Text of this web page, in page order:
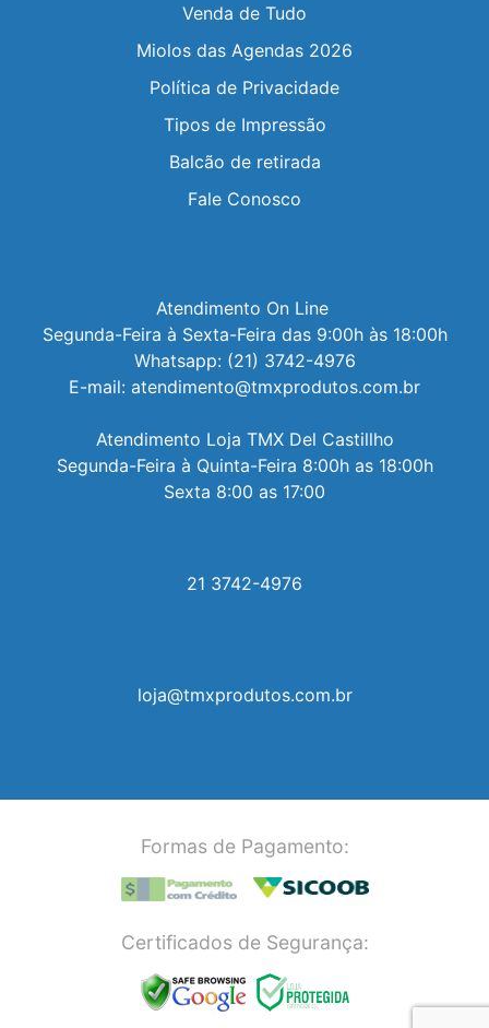
Venda de Tudo
Miolos das Agendas 2026
Política de Privacidade
Tipos de Impressão
Balcão de retirada
Fale Conosco
Atendimento On Line
Segunda-Feira à Sexta-Feira das 9:00h às 18:00h
Whatsapp: (21) 3742-4976
E-mail: atendimento@tmxprodutos.com.br
Atendimento Loja TMX Del Castillho
Segunda-Feira à Quinta-Feira 8:00h as 18:00h
Sexta 8:00 as 17:00
21 3742-4976
loja@tmxprodutos.com.br
Formas de Pagamento:
Certificados de Segurança: